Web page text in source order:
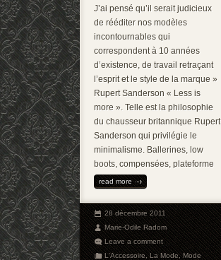
J’ai pensé qu’il serait judicieux
de rééditer nos modèles
incontournables qui
correspondent à 10 années
d’existence, de travail retraçant
l’esprit et le style de la marque »
Rupert Sanderson « Less is
more ». Telle est la philosophie
du chausseur britannique Rupert
Sanderson qui privilégie le
minimalisme. Ballerines, low
boots, compensées, plateforme
read more
28 décembre 2011
Marie-Odile Radom
Leave a comment
L'Accessoire,La Mode,Mode